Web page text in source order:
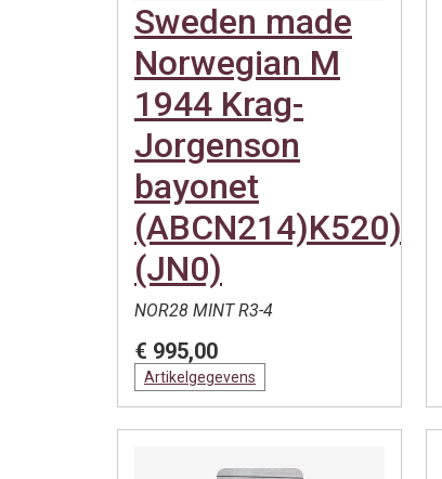
Sweden made
Norwegian M
1944 Krag-
Jorgenson
bayonet
(ABCN214)K520)
(JN0)
NOR28 MINT R3-4
€ 995,00
Artikelgegevens